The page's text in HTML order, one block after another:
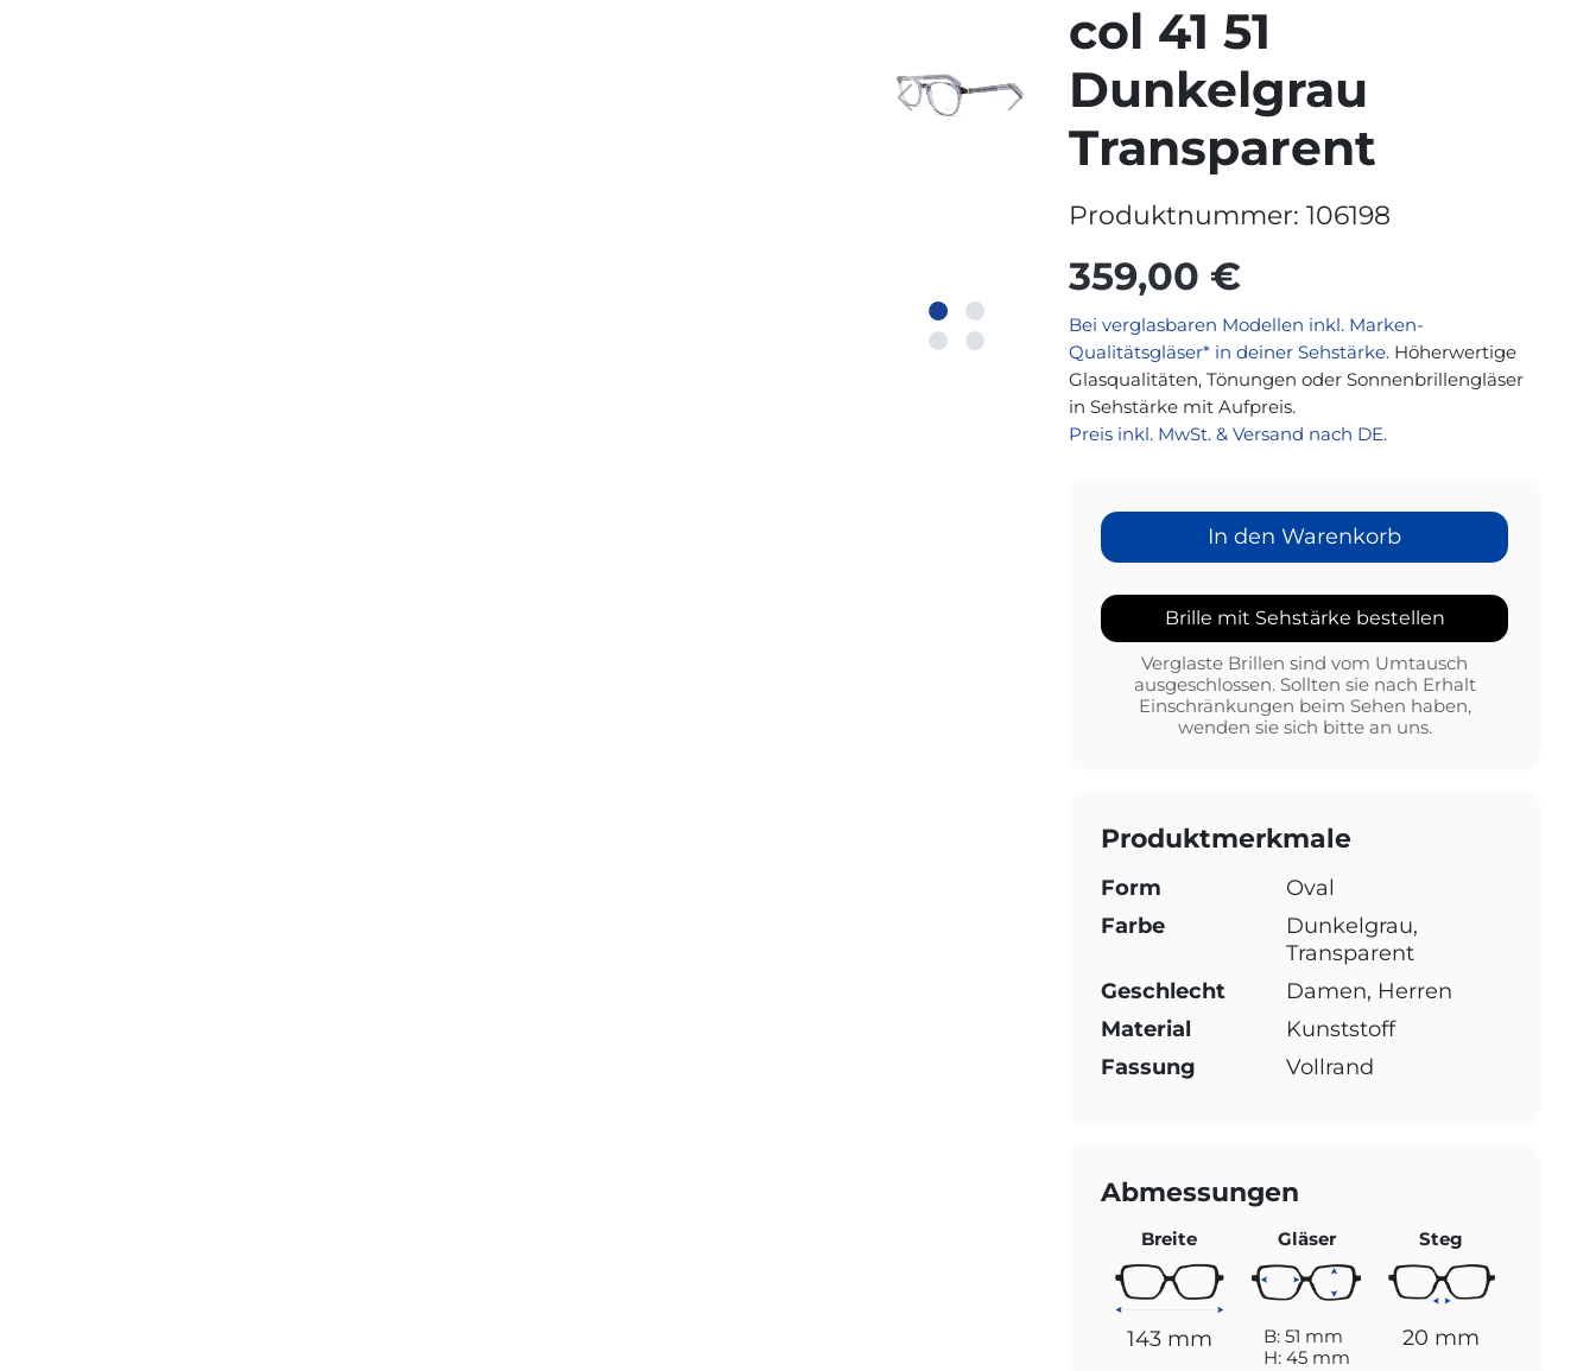
col 41 51
Dunkelgrau
Transparent
Produktnummer:106198
359,00 €
Bei verglasbaren Modellen inkl. Marken-
Qualitätsgläser* in deiner Sehstärke. Höherwertige
Glasqualitäten, Tönungen oder Sonnenbrillengläser
in Sehstärke mit Aufpreis.
Preis inkl. MwSt. & Versand nach DE.
In den Warenkorb
Brille mit Sehstärke bestellen
Verglaste Brillen sind vom Umtausch
ausgeschlossen. Sollten sie nach Erhalt
Einschränkungen beim Sehen haben,
wenden sie sich bitte an uns.
Produktmerkmale
Form
Oval
Farbe
Dunkelgrau,
Transparent
Geschlecht
Damen, Herren
Material
Kunststoff
Fassung
Vollrand
Abmessungen
Breite
143 mm
Gläser
B: 51 mm
H: 45 mm
Steg
20 mm